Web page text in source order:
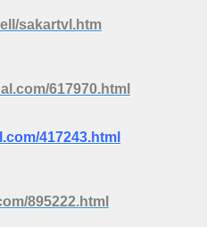
sakartvl.htm
617970.html
417243.html
895222.html